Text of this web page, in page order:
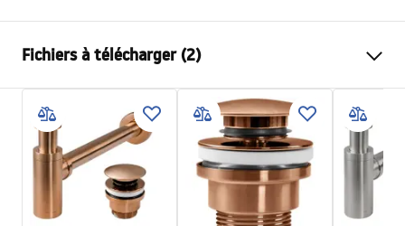
Matériel
Couleur
Blanc
Finition
Brillant
Longueur
400mm
Largeur
265mm
Hauteur
145mm
Fichiers à télécharger (2)
Instructions de montage
Basin.pdf
Conditions de garantie
Warranty_Terms_and_Conditions_Basins_-_5.pdf